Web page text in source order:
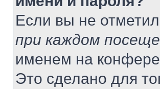
Если вы не
при каждом
именем на
Это сделано для